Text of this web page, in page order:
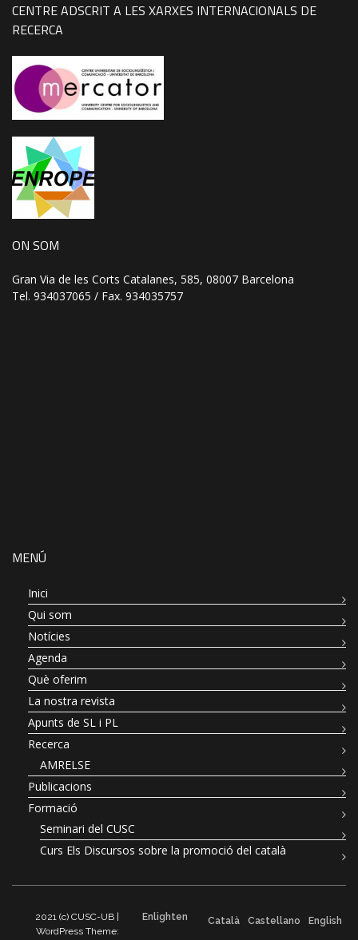
CENTRE ADSCRIT A LES XARXES INTERNACIONALS DE
RECERCA
ON SOM
Gran Via de les Corts Catalanes, 585, 08007 Barcelona
Tel. 934037065 / Fax. 934035757
MENÚ
Inici
Qui som
Notícies
Agenda
Què oferim
La nostra revista
Apunts de SL i PL
Recerca
AMRELSE
Publicacions
Formació
Seminari del CUSC
Curs Els Discursos sobre la promoció del català
2021 (c) CUSC-UB |
WordPress Theme:
Enlighten Català Castellano English